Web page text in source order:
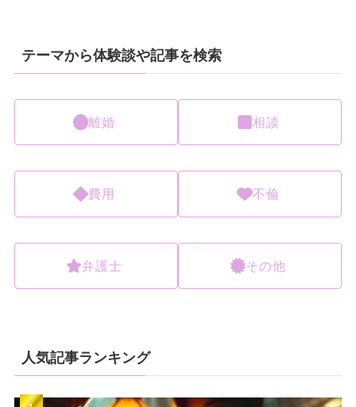
テーマから体験談や記事を検索
離婚 相談
費用 不倫
弁護士 その他
人気記事ランキング